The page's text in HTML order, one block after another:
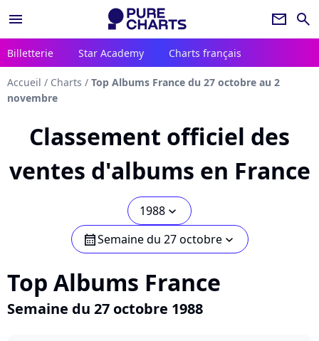
menu newsletter search
Billetterie Star Academy Charts français
Accueil / Charts / Top Albums France du 27 octobre au 2
novembre
Classement officiel des
ventes d'albums en France
1988 chevron_bot
calendarSemaine du 27 octobrechevron_bot
Top Albums France
Semaine du 27 octobre 1988